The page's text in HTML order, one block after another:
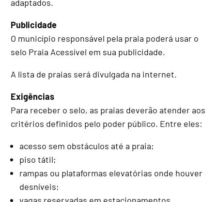
adaptados.
Publicidade
O município responsável pela praia poderá usar o
selo Praia Acessível em sua publicidade.
A lista de praias será divulgada na internet.
Exigências
Para receber o selo, as praias deverão atender aos
critérios definidos pelo poder público. Entre eles:
acesso sem obstáculos até a praia;
piso tátil;
rampas ou plataformas elevatórias onde houver
desníveis;